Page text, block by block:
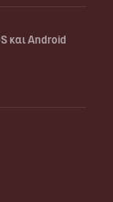
και Android